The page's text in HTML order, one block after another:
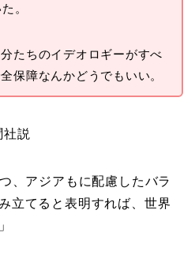
。
たちのイデオロギーがすべ
保障なんかどうでもいい。
社説
、アジアもに配慮したバラ
立てると表明すれば、世界